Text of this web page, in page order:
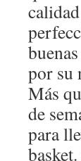
por su
Más
de
para